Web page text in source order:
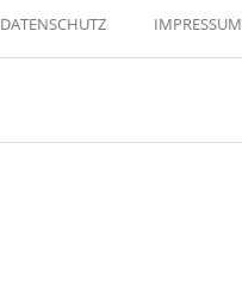
DATENSCHUTZ IMPRESSUM